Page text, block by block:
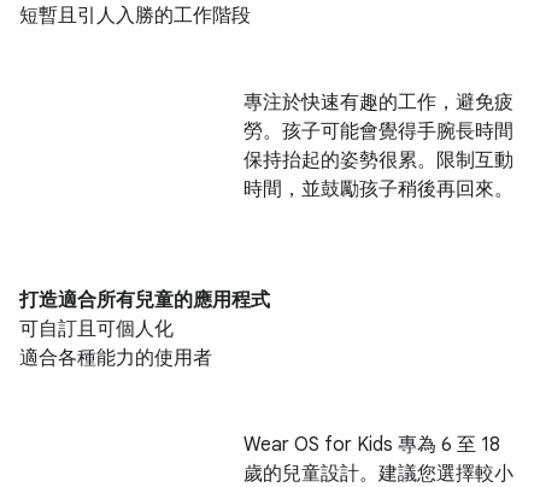
短暫且引人入勝的工作階段
專注於快速有趣的工作，避免疲
勞。孩子可能會覺得手腕長時間
保持抬起的姿勢很累。限制互動
時間，並鼓勵孩子稍後再回來。
打造適合所有兒童的應用程式
可自訂且可個人化
適合各種能力的使用者
Wear OS for Kids 專為 6 至 18
歲的兒童設計。建議您選擇較小